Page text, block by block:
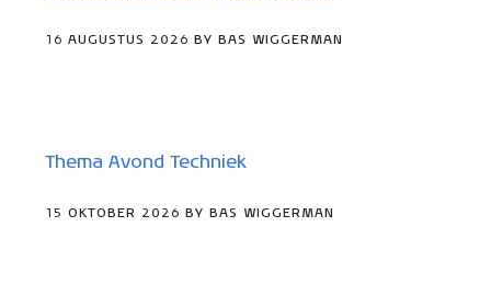
16 AUGUSTUS 2026 BY BAS WIGGERMAN
Thema Avond Techniek
15 OKTOBER 2026 BY BAS WIGGERMAN